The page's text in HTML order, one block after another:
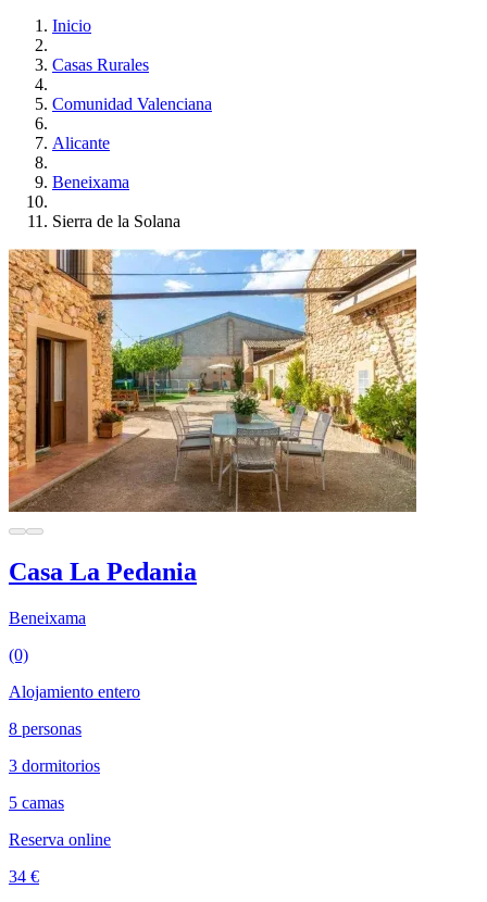
Inicio
Casas Rurales
Comunidad Valenciana
Alicante
Beneixama
Sierra de la Solana
Casa La Pedania
Beneixama
(0)
Alojamiento entero
8 personas
3 dormitorios
5 camas
Reserva online
34 €